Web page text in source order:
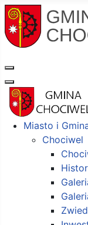
Miasto i
Chociwel